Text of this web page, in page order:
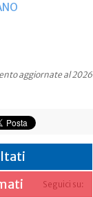
aggiornate al 2026
Seguici su: